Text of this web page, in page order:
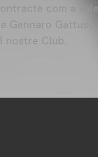
contracte com a
de Gennaro